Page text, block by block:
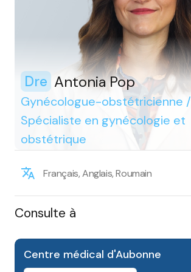
Dre Antonia Pop
Gynécologue-obstétricienne /
Spécialiste en gynécologie et
obstétrique
Français, Anglais, Roumain
Consulte à
Centre médical d'Aubonne